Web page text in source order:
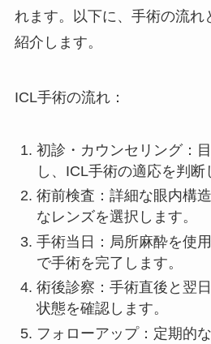
れます。以下に、手術の流れ
紹介します。
ICL手術の流れ：
初診・カウンセリング：
し、ICL手術の適応を判断
術前検査：詳細な眼内構
なレンズを選択します。
手術当日：局所麻酔を使
で手術を完了します。
術後診察：手術直後と翌
状態を確認します。
フォローアップ：定期的